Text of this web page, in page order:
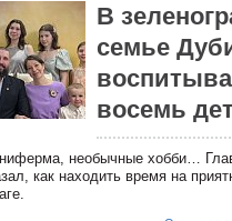
В
семье
восемь
необычные хобби…
как находить время на